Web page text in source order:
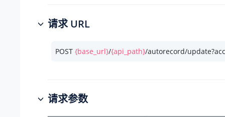
请求 URL
POST {base_url}/{api_path}/autorecord/
请求参数